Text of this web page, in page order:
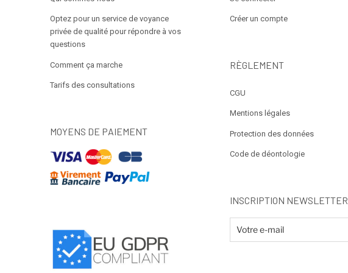
Optez pour un service de voyance
privée de qualité pour répondre à vos
questions
Comment ça marche
Tarifs des consultations
MOYENS DE PAIEMENT
Créer un compte
RÈGLEMENT
CGU
Mentions légales
Protection des données
Code de déontologie
INSCRIPTION NEWSLETTER